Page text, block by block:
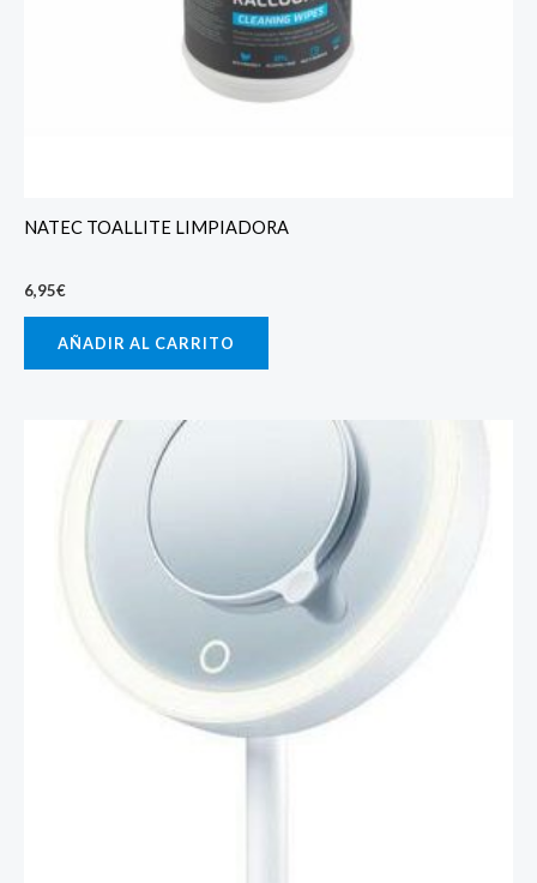
NATEC TOALLITE LIMPIADORA
6,95€
AÑADIR AL CARRITO